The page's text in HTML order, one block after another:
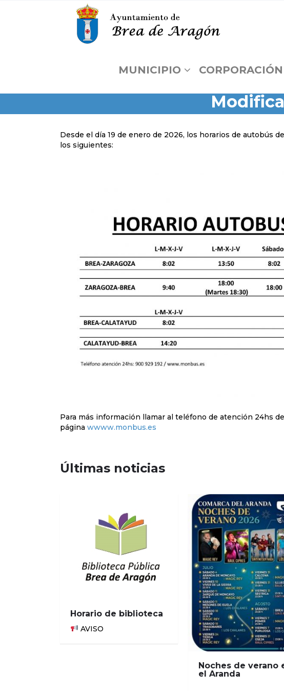
MUNICIPIO CORPORACIÓN
Desde el día 19 de enero de 2026, los horarios de autobús
los siguientes:
Para más información llamar al teléfono de atención 24hs
página wwww.monbus.es
Últimas noticias
Horario de biblioteca
AVISO
Noches de verano
el Aranda